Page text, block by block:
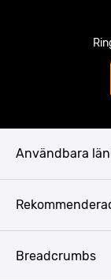
Användbara
Breadcrumbs